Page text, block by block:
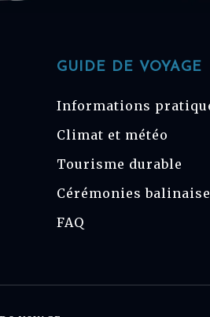
GUIDE DE VOYAGE
Informations
Climat et météo
Tourisme durable
Cérémonies
FAQ